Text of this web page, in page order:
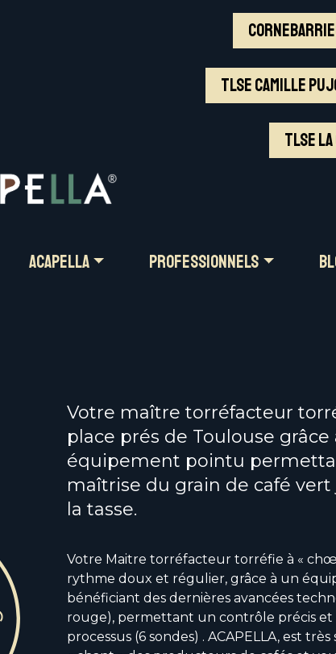
TLSE Camille
TLSE
ACAPELLA PROFESSIONNELS
PROFESSIONNELS
Votre maître torréfacteur
place prés de Toulouse grâce
équipement pointu
maîtrise du grain de café
la tasse.
Votre Maitre torréfacteur torréfie à «
rythme doux et régulier, grâce à un
bénéficiant des dernières avancées
rouge), permettant un contrôle précis
processus (6 sondes) . ACAPELLA, est très